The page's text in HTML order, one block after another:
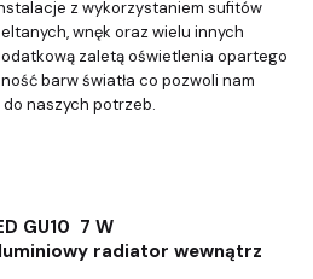
z wykorzystaniem sufitów
wnęk oraz wielu innych
zaletą oświetlenia opartego
barw światła co pozwoli nam
naszych potrzeb.
GU10 7 W
radiator wewnątrz